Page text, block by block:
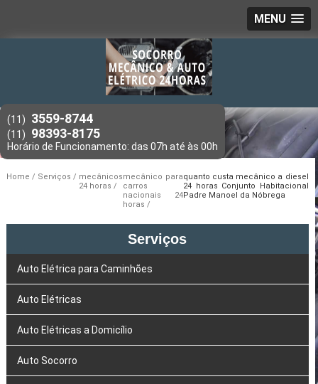
MENU
(11) 3559-8744
(11) 98393-8175
Home Serviços
mecânicos
24 horas
mecânico para
carros
nacionais 24
horas
quanto custa mecânico a diesel
24 horas Conjunto Habitacional
Padre Manoel da Nóbrega
Serviços
Auto Elétrica para Caminhões
Auto Elétricas
Auto Elétricas a Domicílio
Auto Socorro